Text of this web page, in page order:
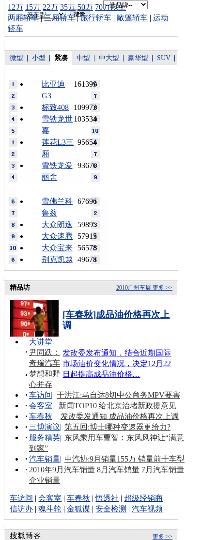
12万 15万 22万 35万 50万 70万以上
两厢轿车|三厢轿车|旅行轿车 | 敞篷轿车 | 运动
轿车
微型 小型 紧凑 中型 中大型 豪华型 SUV
161399
比亚迪
G3
109973
标致408
103534
雪铁龙世
嘉
95654
莲花L3三
厢
93670
雪铁龙爱
丽舍
67696
雪佛兰科
鲁兹
59895
大众朗逸
57915
大众速腾
56578
大众宝来
49678
别克凯越
更多 >>
2010广州车展
精品坊
[车春秋]成品油价格再次上
调
发改委发布通知，结合近期国际
市场油价变化情况，决定12月22
日起提高成品油价格…
大讲堂|
尹同跃：
奇瑞汽车
梦想和野
心并存
车访间| 于洪江:马自达8切中公商务MPV要害
会客室|
新闻TOP10 给北京治堵新政提意见
车春秋 |
发改委发通知 成品油价格再次上调
三博演议| 第五回:博士哪种变速器更给力?
服务精英| 东风乘用车曹智：东风风神让“满意
到家”
汽车销量| 中汽协:9月销量155万 销量前十车型
2010年9月汽车销量 8月汽车销量 7月汽车销量
企业销量
车访间 |会客室 |车春秋 |悟透社 | 超级经销商
信访办 |魂斗轮 |金狐谍 |安全检测 |汽车视频
更多 >>